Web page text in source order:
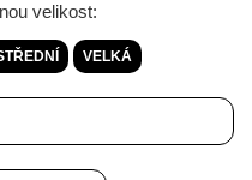
velikost:
VELKÁ